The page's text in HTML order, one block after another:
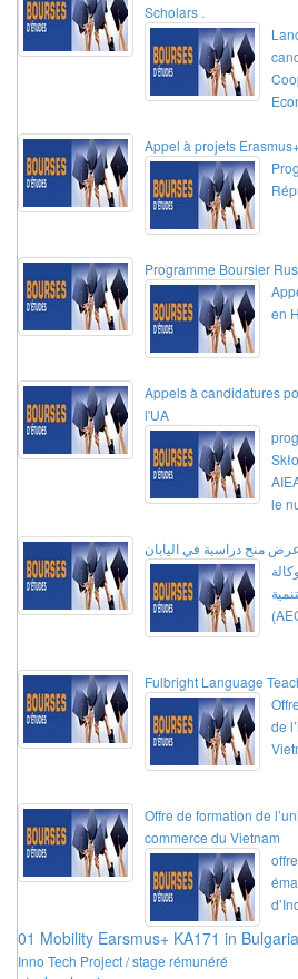
Scholars .
Appel à projets
Programme Boursier
en
Appels à candidatures
l'UA
le
Fulbright Language
de
Offre de formation de
commerce du Vietnam
01 Mobility Earsmus+ KA171 in
Inno Tech Project / stage rémunéré